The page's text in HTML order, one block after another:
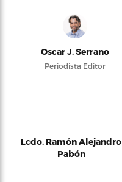
Oscar J. Serrano
Periodista Editor
Lcdo. Ramón Alejandro
Pabón